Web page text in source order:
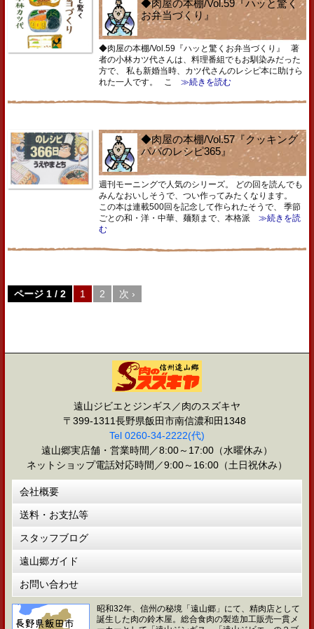
◆肉屋の本棚/Vol.59『ハッと驚く
お弁当づくり』
◆肉屋の本棚/Vol.59『ハッと驚くお弁当づくり』 著
者の小林カツ代さんは、料理番組でもお馴染みだった
方で、 私も新婚当時、カツ代さんのレシピ本に助けら
れた一人です。 こ
≫続きを読む
◆肉屋の本棚/Vol.57『クッキング
パパのレシピ365』
週刊モーニングで人気のシリーズ。 どの回を読んでも
みんなおいしそうで、つい作ってみたくなります。
この本は連載500回を記念して作られたそうで、 季節
ごとの和・洋・中華、麺類まで、本格派
≫続きを読
む
ページ 1 / 2 1 2 次 ›
遠山ジビエとジンギス／肉のスズキヤ
〒399-1311長野県飯田市南信濃和田1348
Tel 0260-34-2222(代)
遠山郷実店舗・営業時間／8:00～17:00（水曜休み）
ネットショップ電話対応時間／9:00～16:00（土日祝休み）
会社概要
送料・お支払等
スタッフブログ
遠山郷ガイド
お問い合わせ
昭和32年、信州の秘境「遠山郷」にて、精肉店として
誕生した肉の鈴木屋。総合食肉の製造加工販売一貫メ